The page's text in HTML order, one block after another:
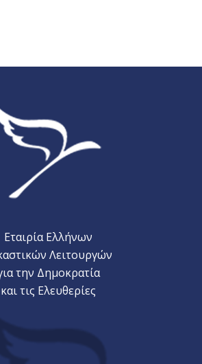
Εταιρία Ελλήνων
Λειτουργών
την Δημοκρατία
και τις Ελευθερίες